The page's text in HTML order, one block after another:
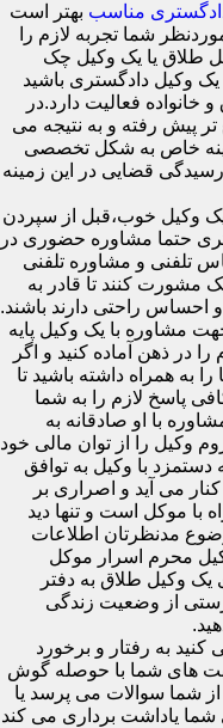
مناسب بهتر است
شما تجربه لازم را
طلاق یا یک وکیل چک
وکیل دادگستری باشید
فعالیت دارد.در
پیش رفته و به نتیجه می
خاص به شکل تخصصی
قضایی در این زمینه
وکیل خوب،قبل از سپردن
حتما مشاوره حضوری در
تلفنی و مشاوره تلفنی
یک مشورت کنند تا قادر به
احساس راحتی دارند باشند.
مشاوره با یک وکیل پایه
در ذهن آماده کنید و اگر
به همراه داشته باشید تا
پاسخ لازم را به شما
با او صادقانه به
وکیل را از توان مالی خود
دستمزد با وکیل به توافق
می آید و اصراری بر
با موکل است و تنها دید
مدنظرتان اطلاعات
محرم اسرار موکل
وکیل طلاق به دفتر
از وضعیت زندگی
به رفتار و برخورد
های شما با حوصله گوش
شما سوالات می پرسد یا
یاداشت برداری می کند